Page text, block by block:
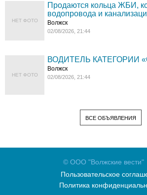
НЕТ ФОТО
Продаются кольца ЖБИ,
водопровода и
Волжск
02/08/2026, 21:44
НЕТ ФОТО
ВОДИТЕЛЬ КАТЕГОРИИ
Волжск
02/08/2026, 21:44
ВСЕ ОБЪЯВЛЕНИЯ
© ООО "Волжские вести"
Пользовательское
Политика